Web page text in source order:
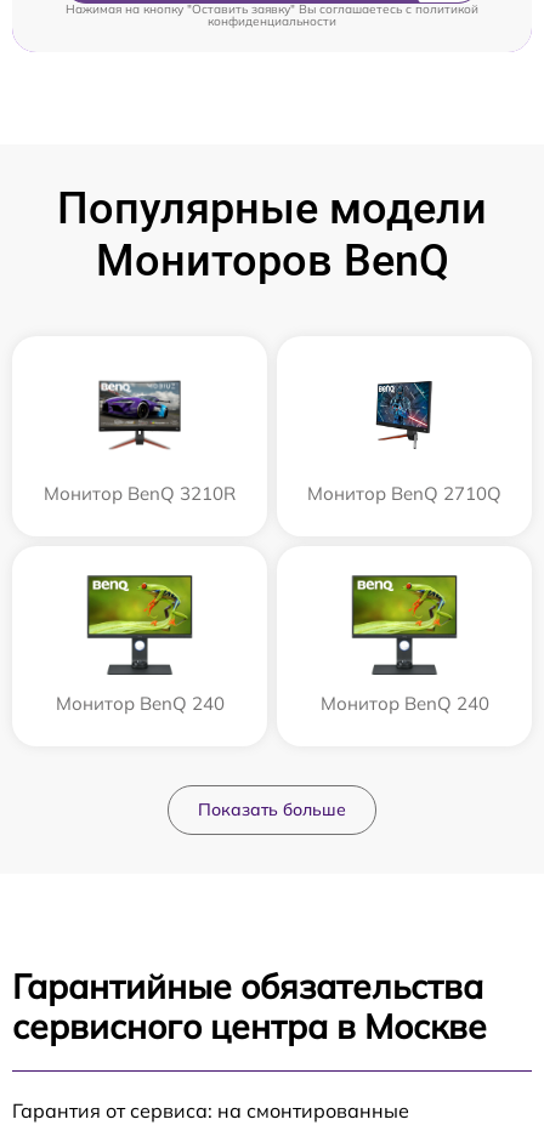
Нажимая на кнопку "Оставить заявку" Вы соглашаетесь c политикой
конфиденциальности
Популярные модели
Мониторов BenQ
Монитор BenQ 3210R Монитор BenQ 2710Q
Монитор BenQ 240 Монитор BenQ 240
Показать больше
Гарантийные обязательства
сервисного центра в Москве
Гарантия от сервиса: на смонтированные